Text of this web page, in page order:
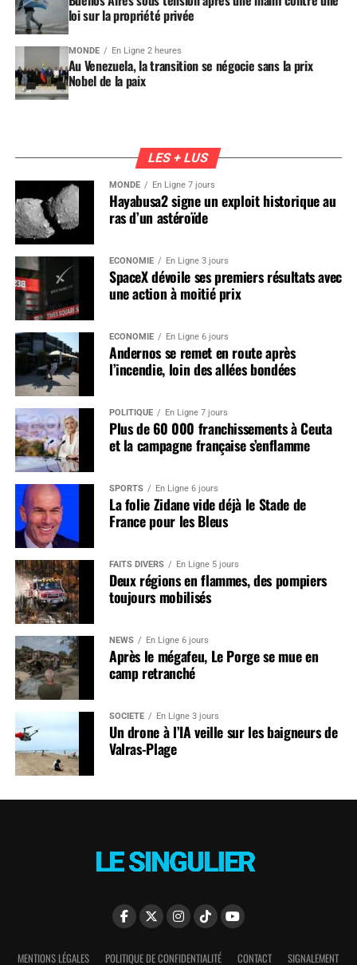
loi sur la propriété privée
MONDE En Ligne 2 heures
Au Venezuela, la transition se négocie sans la prix
Nobel de la paix
LES + LUS
MONDE En Ligne 7 jours
Hayabusa2 signe un exploit historique au
ras d’un astéroïde
ÉCONOMIE En Ligne 3 jours
SpaceX dévoile ses premiers résultats avec
une action à moitié prix
ÉCONOMIE En Ligne 6 jours
Andernos se remet en route après
l’incendie, loin des allées bondées
POLITIQUE En Ligne 7 jours
Plus de 60 000 franchissements à Ceuta
et la campagne française s’enflamme
SPORTS En Ligne 6 jours
La folie Zidane vide déjà le Stade de
France pour les Bleus
FAITS DIVERS En Ligne 5 jours
Deux régions en flammes, des pompiers
toujours mobilisés
NEWS En Ligne 6 jours
Après le mégafeu, Le Porge se mue en
camp retranché
SOCIÉTÉ En Ligne 3 jours
Un drone à l’IA veille sur les baigneurs de
Valras-Plage
MENTIONS LÉGALES POLITIQUE DE CONFIDENTIALITÉ CONTACT SIGNALEMENT